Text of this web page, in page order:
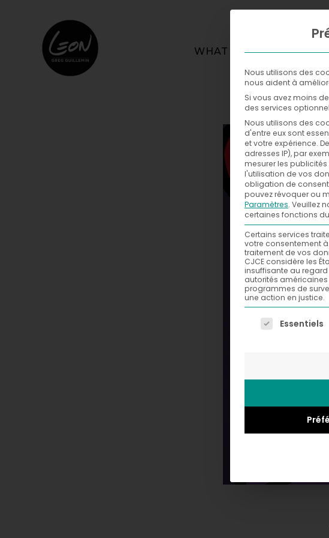
WHAT WHERE
Nous utilisons des
nous aident à
Si vous avez moins
des services
Nous utilisons des
d'entre eux sont
et votre expérience.
adresses IP), par
mesurer les
l'utilisation de vos
obligation de
pouvez révoquer ou
Paramètres. Veuillez
certaines fonctions
Certains services
votre consentement
traitement de vos
CJCE considère les
insuffisante au regard
autorités
programmes de
une action en justice.
La listeEssentiels